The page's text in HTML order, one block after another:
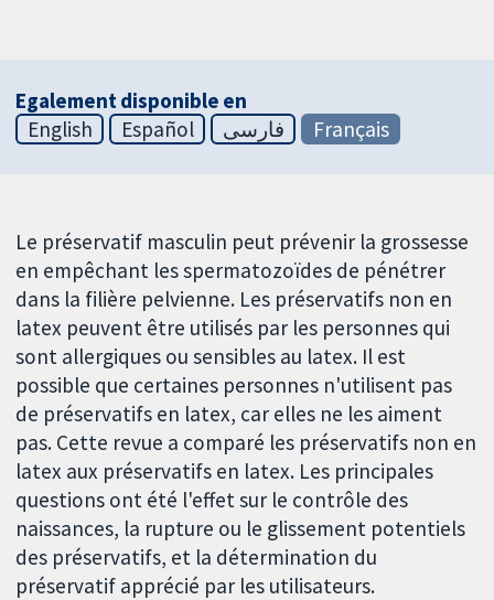
Egalement disponible en
English
Español فارسی Français
Le préservatif masculin peut prévenir la grossesse
en empêchant les spermatozoïdes de pénétrer
dans la filière pelvienne. Les préservatifs non en
latex peuvent être utilisés par les personnes qui
sont allergiques ou sensibles au latex. Il est
possible que certaines personnes n'utilisent pas
de préservatifs en latex, car elles ne les aiment
pas. Cette revue a comparé les préservatifs non en
latex aux préservatifs en latex. Les principales
questions ont été l'effet sur le contrôle des
naissances, la rupture ou le glissement potentiels
des préservatifs, et la détermination du
préservatif apprécié par les utilisateurs.